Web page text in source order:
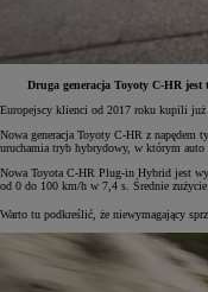
Od81 900 zł
Yaris Cross
HYBRID
Druga generacja Toyoty C-HR
Europejscy klienci od 2017 roku kupili już
Nowa generacja Toyoty C-HR z
uruchamia tryb hybrydowy, w którym auto
Nowa Toyota C-HR Plug-in Hybrid jest
od 0 do 100 km/h w 7,4 s. Średnie
Warto tu podkreślić, że niewymagający